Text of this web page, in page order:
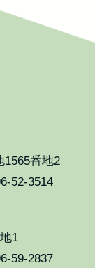
1565番地2
52-3514
1
59-2837